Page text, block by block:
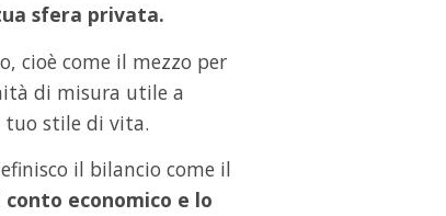
sfera privata.
cioè come il mezzo per
di misura utile a
tuo stile di vita.
il bilancio come il
conto economico e lo